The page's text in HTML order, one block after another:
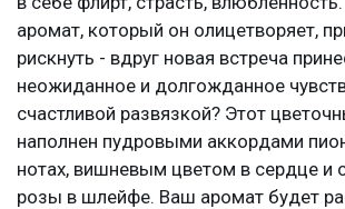
аромат, который он олицетворяет,
рискнуть - вдруг новая встреча
неожиданное и долгожданное
счастливой развязкой? Этот
наполнен пудровыми аккордами
нотах, вишневым цветом в сердце и
розы в шлейфе. Ваш аромат будет